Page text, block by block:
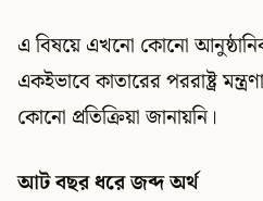
এ বিষয়ে এখনো কোনো আনুষ্ঠানিক
একইভাবে কাতারের পররাষ্ট্র
কোনো প্রতিক্রিয়া জানায়নি।
আট বছর ধরে জব্দ অর্থ